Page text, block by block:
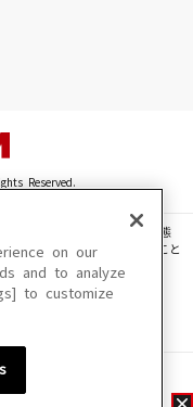
Reserved.
・動画・音声等を、手段や形態
転載、ファイル化などすること
い場合があります。
合があります。
on our
and to analyze
to customize